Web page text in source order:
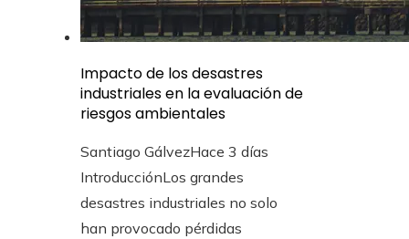
Impacto de los desastres
industriales en la evaluación de
riesgos ambientales
Santiago GálvezHace 3 días
IntroducciónLos grandes
desastres industriales no solo
han provocado pérdidas